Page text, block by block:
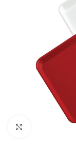
Click to enlarge